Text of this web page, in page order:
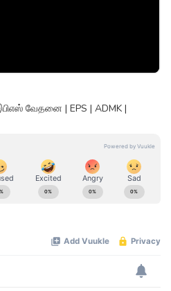
வேதனை | EPS | ADMK |